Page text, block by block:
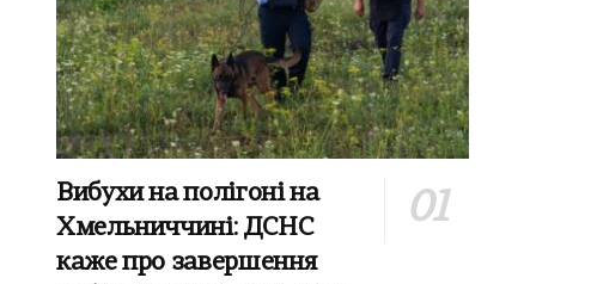
Вибухи на полігоні на
Хмельниччині: ДСНС
каже про завершення